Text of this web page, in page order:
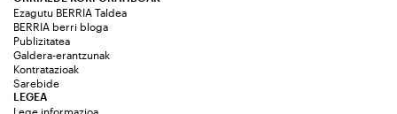
Ezagutu BERRIA Taldea
BERRIA berri bloga
Publizitatea
Galdera-erantzunak
Kontratazioak
Sarebide
LEGEA
Lege informazioa